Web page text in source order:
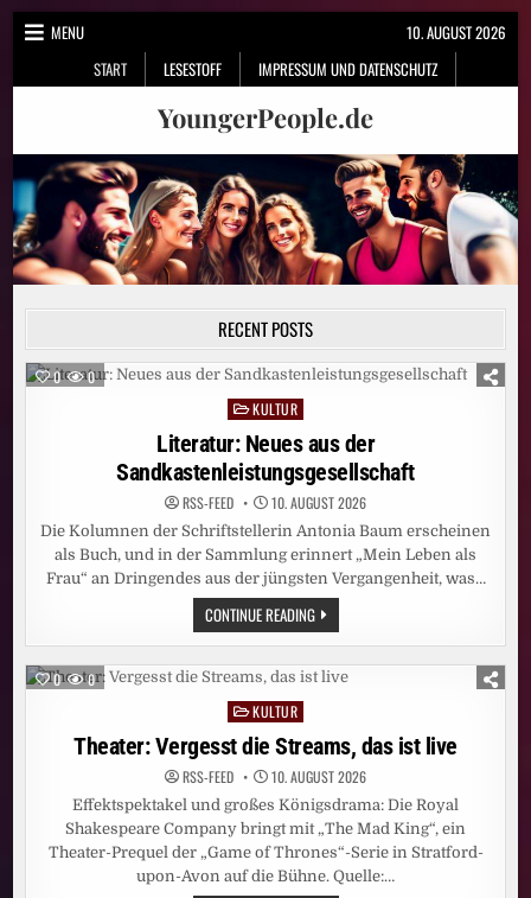
Skip
MENU
START
LESESTOFF IMPRESSUM UND DATENSCHUTZ
10. AUGUST 2026
YoungerPeople.de
RECENT POSTS
0 0
PostedKULTUR
Literatur: Neues aus der
Sandkastenleistungsgesellschaft
RSS-FEED 10. AUGUST 2026
Die Kolumnen der Schriftstellerin Antonia Baum erscheinen
als Buch, und in der Sammlung erinnert „Mein Leben als
Frau“ an Dringendes aus der jüngsten Vergangenheit, was…
CONTINUE READINGLITERATUR:
NEUES
AUS
DER
SANDKASTENLEISTUNGSGESELLSCHAFT
0 0
Posted
in
KULTUR
Theater: Vergesst die Streams, das ist live
RSS-FEED 10. AUGUST 2026
Effektspektakel und großes Königsdrama: Die Royal
Shakespeare Company bringt mit „The Mad King“, ein
Theater-Prequel der „Game of Thrones“-Serie in Stratford-
upon-Avon auf die Bühne. Quelle:…